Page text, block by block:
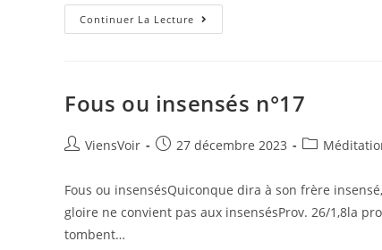
Continuer La Lecture
Fous ou insensés n°17
ViensVoir 27 décembre 2023
Fous ou insensésQuiconque dira à son frère
gloire ne convient pas aux insensésProv. 26/1,8la
tombent…